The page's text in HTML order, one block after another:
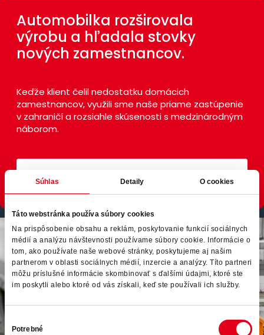
Súhlas Detaily O cookies
Táto webstránka používa súbory cookies
Na prispôsobenie obsahu a reklám, poskytovanie funkcií sociálnych
médií a analýzu návštevnosti používame súbory cookie. Informácie o
tom, ako používate naše webové stránky, poskytujeme aj našim
partnerom v oblasti sociálnych médií, inzercie a analýzy. Títo partneri
môžu príslušné informácie skombinovať s ďalšími údajmi, ktoré ste
im poskytli alebo ktoré od vás získali, keď ste používali ich služby.
súhlasu
Potrebné
Automobilka rozširovala
výrobu a hľadala stovky
nových zamestnancov.
Keďže klient čelil nedostatku domácich
zamestnancov, využili sme naše priame zastúpenie
v zahraničí a rozsiahle skúsenosti s medzinárodným
náborom.
Prečítať viac